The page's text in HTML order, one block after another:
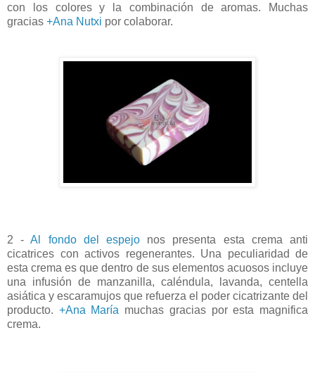
con los colores y la combinación de aromas. Muchas
gracias +Ana Nutxi por colaborar.
2 -Al fondo del espejo nos presenta esta crema anti
cicatrices con activos regenerantes. Una peculiaridad de
esta crema es que dentro de sus elementos acuosos incluye
una infusión de manzanilla, caléndula, lavanda, centella
asiática y escaramujos que refuerza el poder cicatrizante del
producto. +Ana María muchas gracias por esta magnifica
crema.